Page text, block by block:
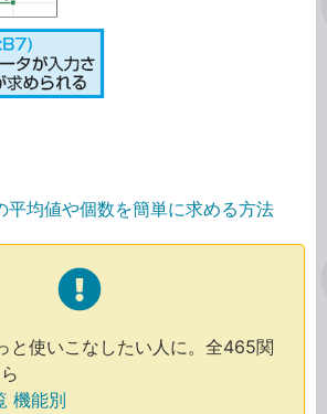
平均値や個数を簡単に求める方法
と使いこなしたい人に。全465関
機能別